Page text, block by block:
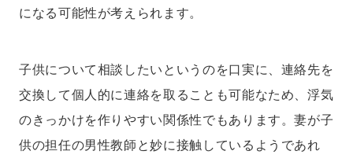
になる可能性が考えられます。
子供について相談したいというのを口実に、連絡先を
交換して個人的に連絡を取ることも可能なため、浮気
のきっかけを作りやすい関係性でもあります。妻が子
供の担任の男性教師と妙に接触しているようであれ